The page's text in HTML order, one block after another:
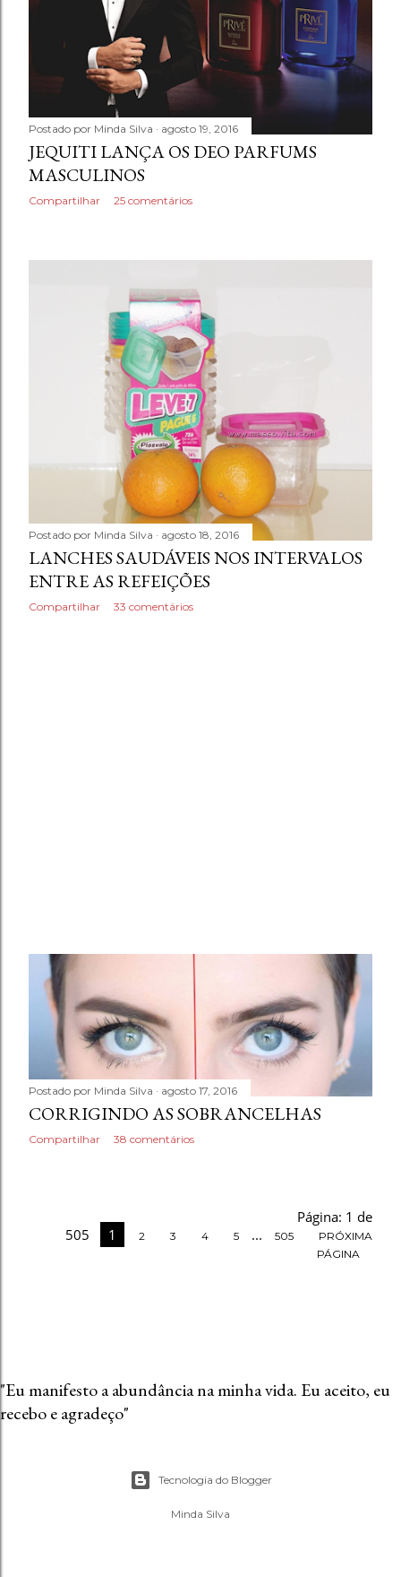
Postado por Minda Silva agosto 19, 2016
JEQUITI LANÇA OS DEO PARFUMS
MASCULINOS
Compartilhar 25 comentários
Postado por Minda Silva agosto 18, 2016
LANCHES SAUDÁVEIS NOS INTERVALOS
ENTRE AS REFEIÇÕES
Compartilhar 33 comentários
Postado por Minda Silva agosto 17, 2016
CORRIGINDO AS SOBRANCELHAS
Compartilhar 38 comentários
Página: 1 de
505
1 2 3 4 5 ... 505
PRÓXIMA
PÁGINA
"Eu manifesto a abundância na minha vida. Eu aceito, eu
recebo e agradeço"
Tecnologia do Blogger
Minda Silva